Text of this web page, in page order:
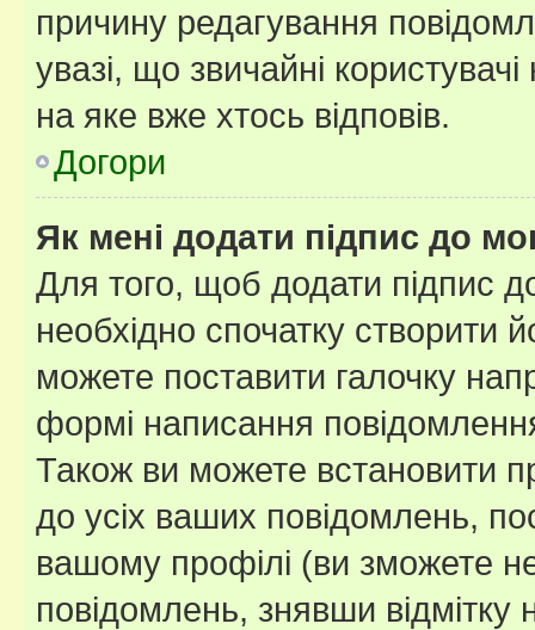
причину редагування
увазі, що звичайні
на яке вже хтось відповів.
Догори
Як мені додати підпис до
Для того, щоб додати підпис
необхідно спочатку створити
можете поставити галочку
формі написання
Також ви можете встановити
до усіх ваших повідомлень,
вашому профілі (ви зможете
повідомлень, знявши відмітку